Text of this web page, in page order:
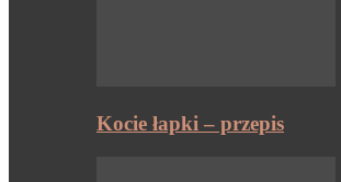
Kocie łapki – przepis